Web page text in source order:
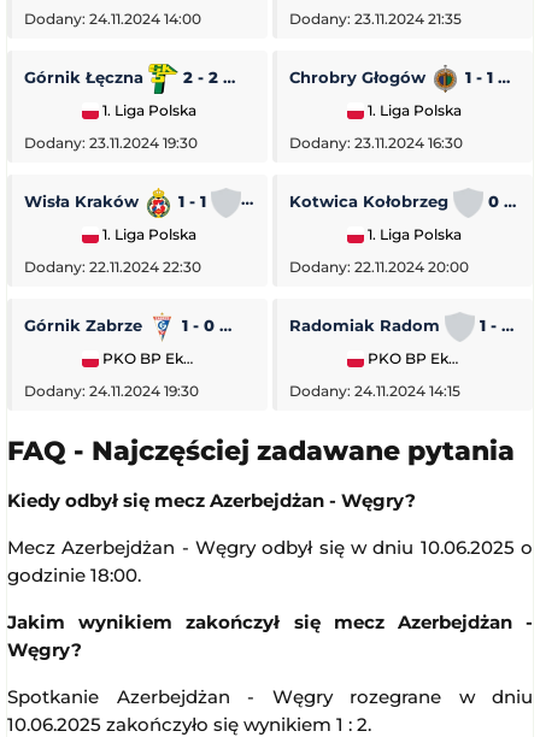
Dodany: 24.11.2024 14:00 Dodany: 23.11.2024 21:35
Górnik Łęczna 2 - 2 GKS Tychy
1. Liga Polska
Dodany: 23.11.2024 19:30
Chrobry Głogów 1 - 1
1. Liga Polska
Dodany: 23.11.2024 16:30
Wisła Kraków 1 - 1 Stal Rzeszów
1. Liga Polska
Dodany: 22.11.2024 22:30
Kotwica Kołobrzeg 0 - 5
1. Liga Polska
Dodany: 22.11.2024 20:00
Górnik Zabrze 1 - 0 Piast Gliwice
PKO BP Ekstraklasa
Dodany: 24.11.2024 19:30
Radomiak Radom 1 - 2
PKO BP Ekstraklasa
Dodany: 24.11.2024 14:15
FAQ - Najczęściej zadawane pytania
Kiedy odbył się mecz Azerbejdżan - Węgry?
Mecz Azerbejdżan - Węgry odbył się w dniu 10.06.2025 o
godzinie 18:00.
Jakim wynikiem zakończył się mecz Azerbejdżan -
Węgry?
Spotkanie Azerbejdżan - Węgry rozegrane w dniu
10.06.2025 zakończyło się wynikiem 1 : 2.